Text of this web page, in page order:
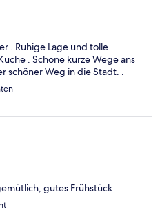
. Ruhige Lage und tolle
. Schöne kurze Wege ans
schöner Weg in die Stadt. .
gutes Frühstück